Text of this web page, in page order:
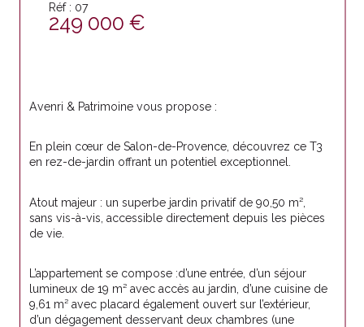
Réf : 07
249 000 €
Avenri & Patrimoine vous propose :
En plein cœur de Salon-de-Provence, découvrez ce T3
en rez-de-jardin offrant un potentiel exceptionnel.
Atout majeur : un superbe jardin privatif de 90,50 m²,
sans vis-à-vis, accessible directement depuis les pièces
de vie.
L’appartement se compose :d’une entrée, d’un séjour
lumineux de 19 m² avec accès au jardin, d’une cuisine de
9,61 m² avec placard également ouvert sur l’extérieur,
d’un dégagement desservant deux chambres (une